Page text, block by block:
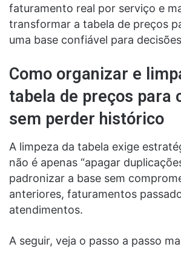
faturamento real por serviço e
transformar a tabela de preços
uma base confiável para
Como organizar e
tabela de preços para
sem perder histórico
A limpeza da tabela exige
não é apenas “apagar
padronizar a base sem
anteriores, faturamentos
atendimentos.
A seguir, veja o passo a passo